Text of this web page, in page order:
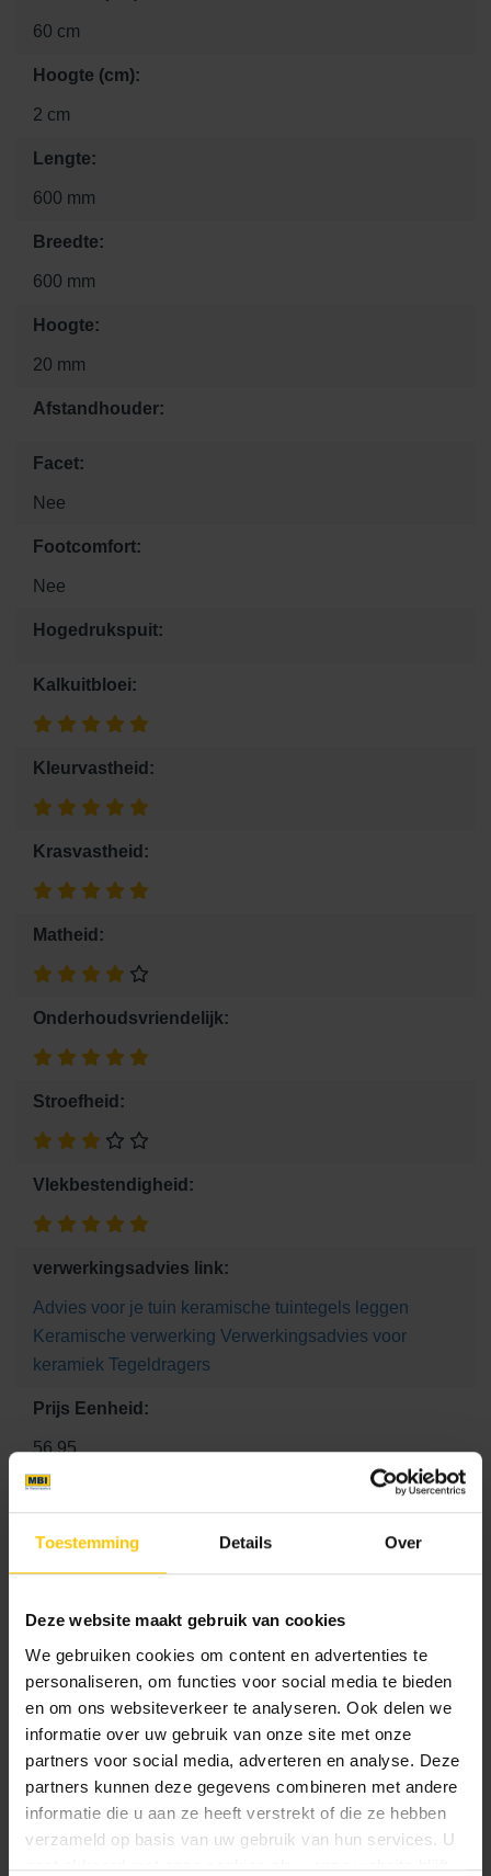
Toestemming Details Over
Deze website maakt gebruik van cookies
We gebruiken cookies om content en advertenties te
personaliseren, om functies voor social media te bieden
en om ons websiteverkeer te analyseren. Ook delen we
informatie over uw gebruik van onze site met onze
partners voor social media, adverteren en analyse. Deze
partners kunnen deze gegevens combineren met andere
informatie die u aan ze heeft verstrekt of die ze hebben
verzameld op basis van uw gebruik van hun services. U
gaat akkoord met onze cookies als u onze website blijft
60 cm
Hoogte (cm):
2 cm
Lengte:
600 mm
Breedte:
600 mm
Hoogte:
20 mm
Afstandhouder:
Facet:
Nee
Footcomfort:
Nee
Hogedrukspuit:
Kalkuitbloei:
Kleurvastheid:
Krasvastheid:
Matheid:
Onderhoudsvriendelijk:
Stroefheid:
Vlekbestendigheid:
verwerkingsadvies link:
Advies voor je tuin keramische tuintegels leggen
Keramische verwerking Verwerkingsadvies voor
keramiek Tegeldragers
Prijs Eenheid:
56.95
Maat
Kleur
Standaard kleuren